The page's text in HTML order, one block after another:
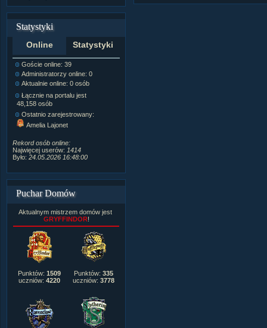
Statystyki
Online Statystyki
Goście online: 39
Administratorzy online: 0
Aktualnie online: 0 osób
Łącznie na portalu jest
48,158 osób
Ostatnio zarejestrowany:
Amelia Lajonet
Rekord osób online:
Najwięcej userów: 1414
Było: 24.05.2026 16:48:00
Puchar Domów
Aktualnym mistrzem domów jest
GRYFFINDOR!
Punktów: 1509
uczniów: 4220
Punktów: 335
uczniów: 3778